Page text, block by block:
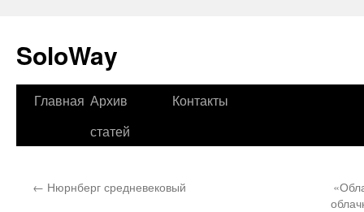
SoloWay
Перейти
Главная Архив
статей
Контакты
← Нюрнберг средневековый